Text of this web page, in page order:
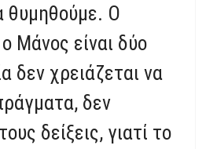
θυμηθούμε. Ο
Μάνος είναι δύο
δεν χρειάζεται να
δεν
δείξεις, γιατί το